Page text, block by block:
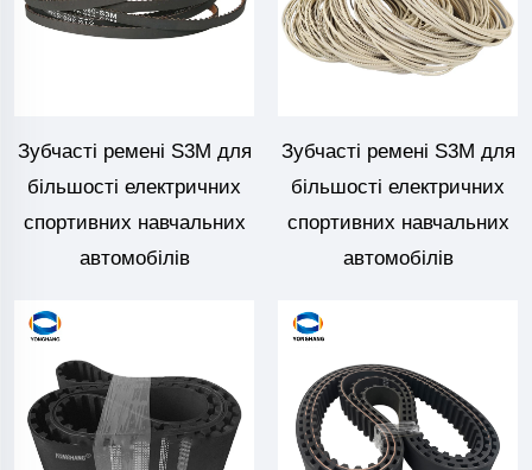
Зубчасті ремені S3M для
більшості електричних
спортивних навчальних
автомобілів
Зубчасті ремені S3M для
більшості електричних
спортивних навчальних
автомобілів